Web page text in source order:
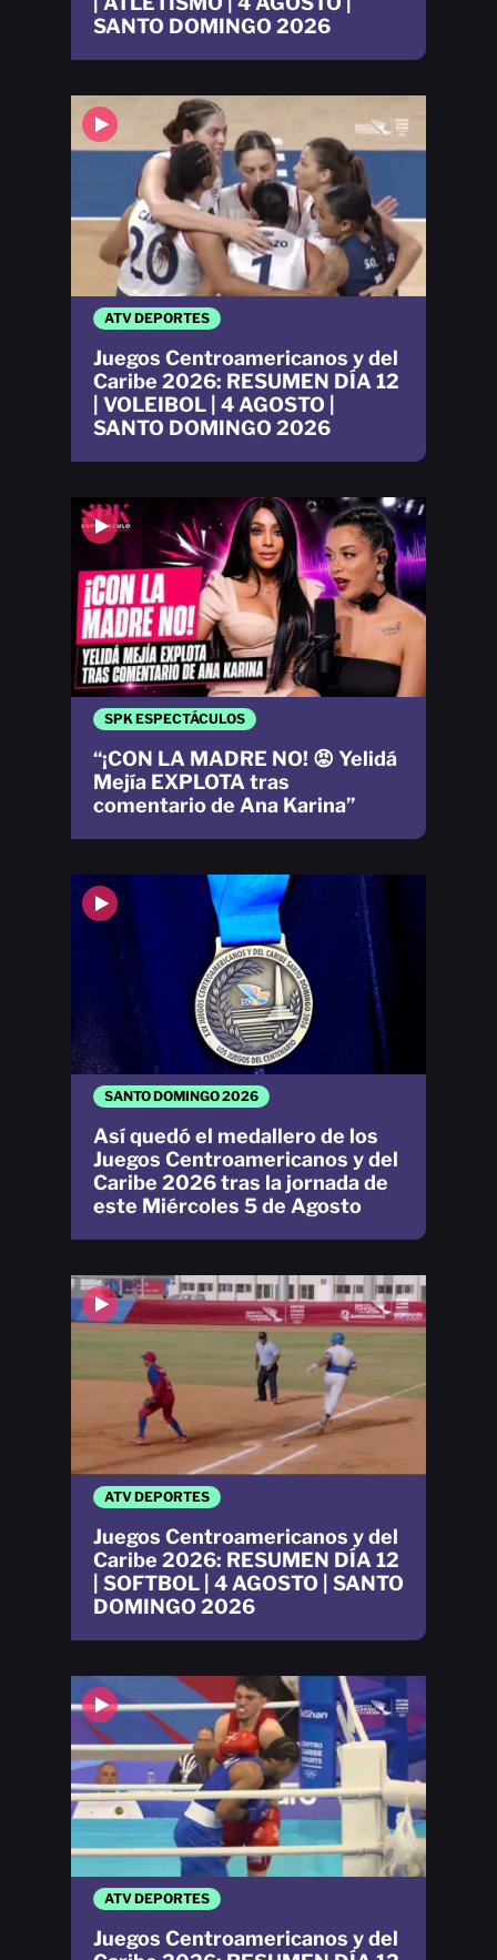
SPK ESPECTÁCULOS
“¡CON LA MADRE NO! 😡 Yelidá
Mejía EXPLOTA tras
comentario de Ana Karina”
ATV DEPORTES
Juegos Centroamericanos y del
Caribe 2026: RESUMEN DÍA 12
| VOLEIBOL | 4 AGOSTO |
SANTO DOMINGO 2026
SANTO DOMINGO 2026
ATV DEPORTES
Juegos Centroamericanos y del
ATV DEPORTES
Juegos Centroamericanos y del
Caribe 2026: RESUMEN DÍA 12
| SOFTBOL | 4 AGOSTO | SANTO
DOMINGO 2026
SANTO DOMINGO 2026
Así quedó el medallero de los
Juegos Centroamericanos y del
Caribe 2026 tras la jornada de
este Miércoles 5 de Agosto